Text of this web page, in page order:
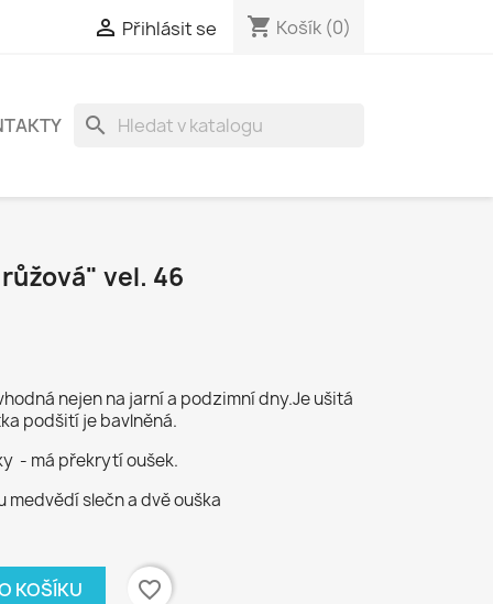
 Přihlásit se shopping_cart Košík (0)
search
vel. 46
nejen na jarní a podzimní dny.Je ušitá
podšití je bavlněná.
- má překrytí oušek.
medvědí slečn a dvě ouška
KOŠÍKU favorite_border